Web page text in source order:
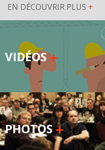
EN DÉCOUVRIR PLUS +
VIDÉOS
PHOTOS